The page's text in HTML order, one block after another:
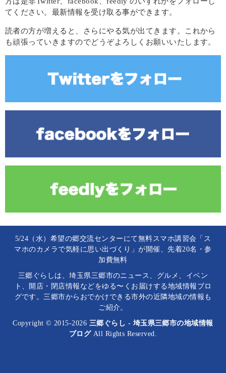
てください。最新情報を受け取る事ができます。
読者の方が増えると、さらにやる気が出てきます。これから
も頑張っていきますのでどうぞよろしくお願いいたします。
5/24（水）希望の郷交流センターにて無料スマホ講習会「ス
マホのカメラで気軽に思い出づくり」が開催、先着20名・参
加費無料
三郷ぐらしは、埼玉県三郷市のニュース、グルメ、イベン
ト、開店・閉店情報などをゆる〜くお届けする地域情報ブロ
グです。三郷市からおでかけできる市外の近隣地域の情報も
ご紹介。
Copyright © 2015-2026 三郷ぐらし - 埼玉県三郷市の地域情報
ブログAll Rights Reserved.